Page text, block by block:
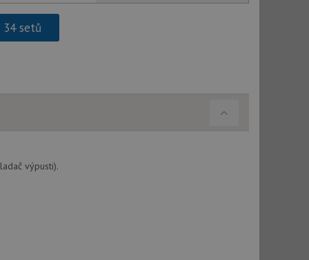
34 setů
výpusti).
účtu. Webové
k
Script.com